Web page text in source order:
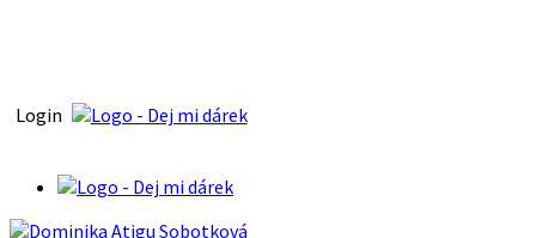
Login